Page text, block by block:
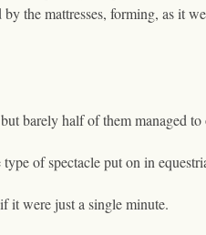
the mattresses, forming, as it
barely half of them managed
of spectacle put on in
it were just a single minute.